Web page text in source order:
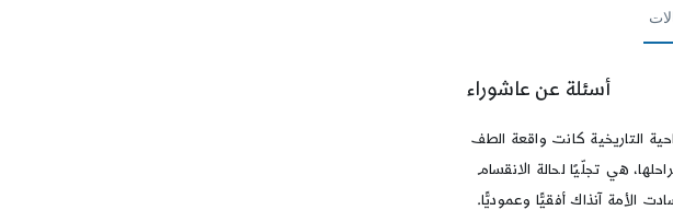
أسئلة عن عاشوراء
التاريخية كانت واقعة الطف
هي تجلّيًا لحالة الانقسام
الأمة آنذاك أفقيًّا وعموديًّا.